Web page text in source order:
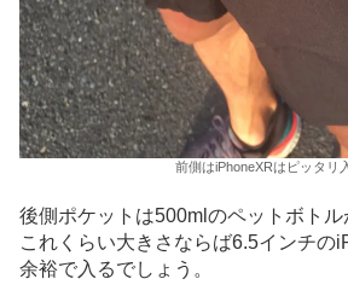
前側はiPhoneXRはピッタリ
後側ポケットは500mlのペットボトル
これくらい大きさならば6.5インチの
余裕で入るでしょう。